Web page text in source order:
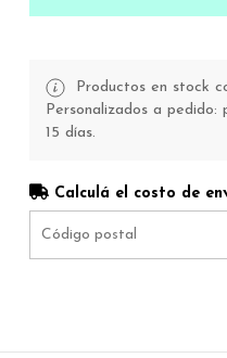
Productos en stock
Personalizados a
15 días.
Calculá el costo de